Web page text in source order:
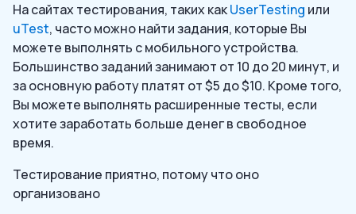
На сайтах тестирования, таких какUserTesting или
uTest, часто можно найти задания, которые Вы
можете выполнять с мобильного устройства.
Большинство заданий занимают от 10 до 20 минут, и
за основную работу платят от $5 до $10. Кроме того,
Вы можете выполнять расширенные тесты, если
хотите заработать больше денег в свободное
время.
Тестирование приятно, потому что оно
организовано